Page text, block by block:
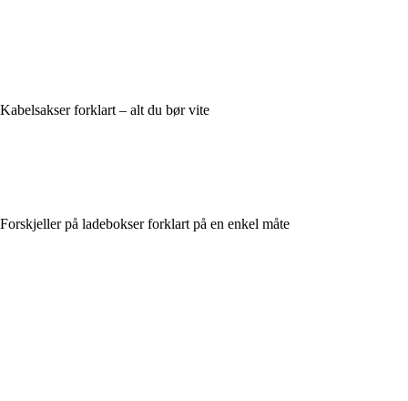
Kabelsakser forklart – alt du bør vite
Forskjeller på ladebokser forklart på en enkel måte